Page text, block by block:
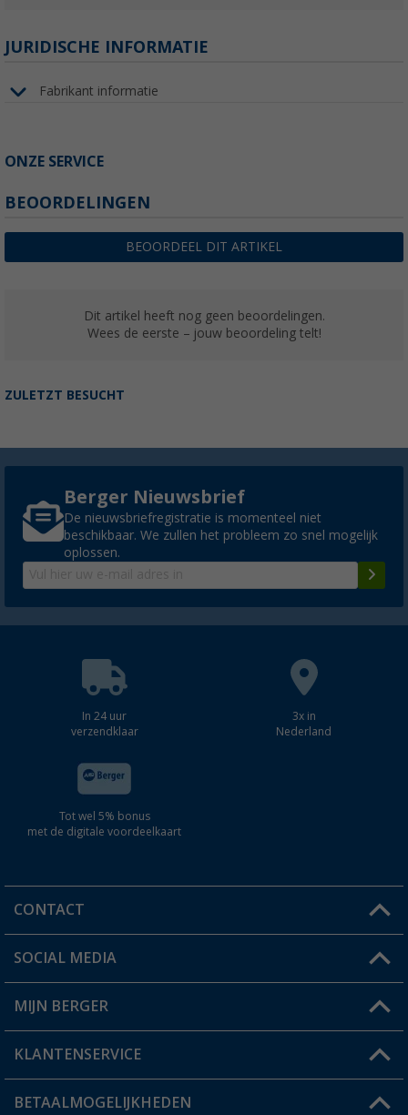
JURIDISCHE INFORMATIE
Fabrikant informatie
ONZE SERVICE
BEOORDELINGEN
BEOORDEEL DIT ARTIKEL
Dit artikel heeft nog geen beoordelingen.
Wees de eerste – jouw beoordeling telt!
ZULETZT BESUCHT
Berger Nieuwsbrief
De nieuwsbriefregistratie is momenteel niet
beschikbaar. We zullen het probleem zo snel mogelijk
oplossen.
In 24 uur
verzendklaar
3x in
Nederland
Tot wel 5% bonus
met de digitale voordeelkaart
CONTACT
Een vraag?
Winkel vinden
SOCIAL MEDIA
MIJN BERGER
Mijn account
Status bestelling
KLANTENSERVICE
FAQ & Contact
BETAALMOGELIJKHEDEN